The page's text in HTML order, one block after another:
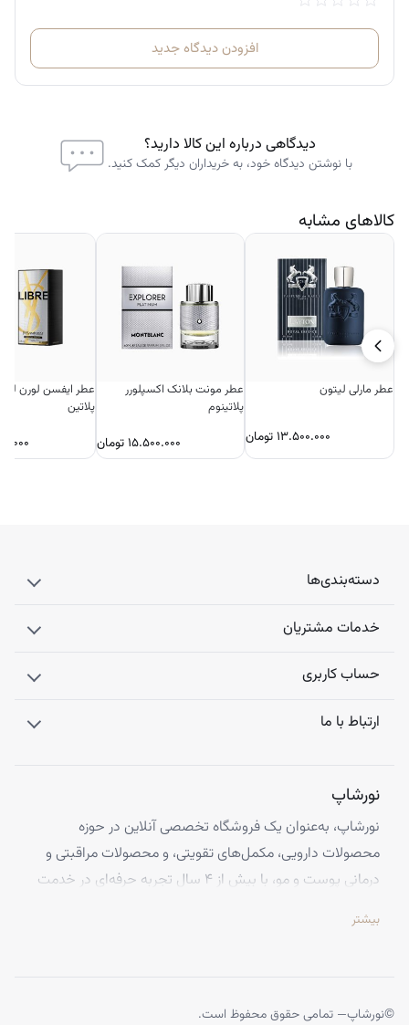
افزودن دیدگاه جدید
دیدگاهی درباره این کالا دارید؟
با نوشتن دیدگاه خود، به خریداران دیگر کمک کنید.
کالاهای مشابه
عطر مارلی لیتون
۱۳.۵۰۰.۰۰۰ تومان
عطر مونت بلانک اکسپلورر
پلاتینوم
۱۵.۵۰۰.۰۰۰تومان
عطر ایفسن لورن
پلاتین
دسته‌بندی‌ها
خدمات مشتریان
حساب کاربری
ارتباط با ما
نورشاپ
نورشاپ، به‌عنوان یک فروشگاه تخصصی آنلاین در حوزه
محصولات دارویی، مکمل‌های تقویتی، و محصولات مراقبتی و
درمانی پوست و مو، با بیش از ۴ سال تجربه حرفه‌ای در خدمت
برندهای اروپایی تهیه کرده و اصالت کالاها را با ضمانت کامل
برتر جهانی برخوردارند، تا بتوانید با اطمینان کامل، تجربه‌ای
بیشتر
©نورشاپ— تمامی حقوق محفوظ است.